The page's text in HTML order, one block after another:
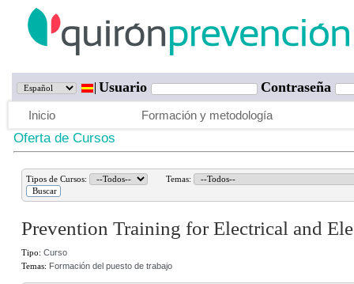
Usuario Contraseña
Inicio Formación y metodología
Oferta de Cursos
Tipos de Cursos: Temas:
Prevention Training for Electrical and
Tipo: Curso
Temas: Formación del puesto de trabajo